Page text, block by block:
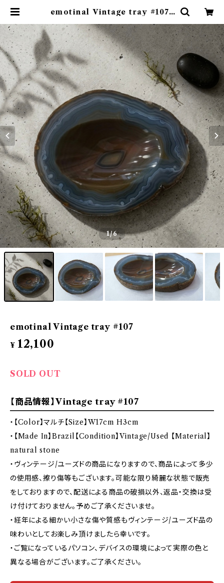
emotinal Vintage tray #107 |
1/6
emotinal Vintage tray #107
¥ 12,100
SOLD OUT
【商品情報】Vintage tray #107
・【Color】マルチ【Size】W17cm H3cm
・【Made In】Brazil【Condition】Vintage/Used 【Material】
natural stone
・ヴィンテージ/ユーズドの商品になりますので、商品によって多少
の使用感、擦り傷等もございます。可能な限り綺麗な状態で販売
をしておりますので、配送による商品の破損以外、返品・交換は受
け付けておりません。予めご了承くださいませ。
・経年による細かい小さな傷や質感もヴィンテージ/ユーズド品の
味わいとしてお楽しみ頂けましたら幸いです。
・ご覧になっているパソコン、デバイスの環境によって実際の色と
異なる場合がございます。ご了承ください。